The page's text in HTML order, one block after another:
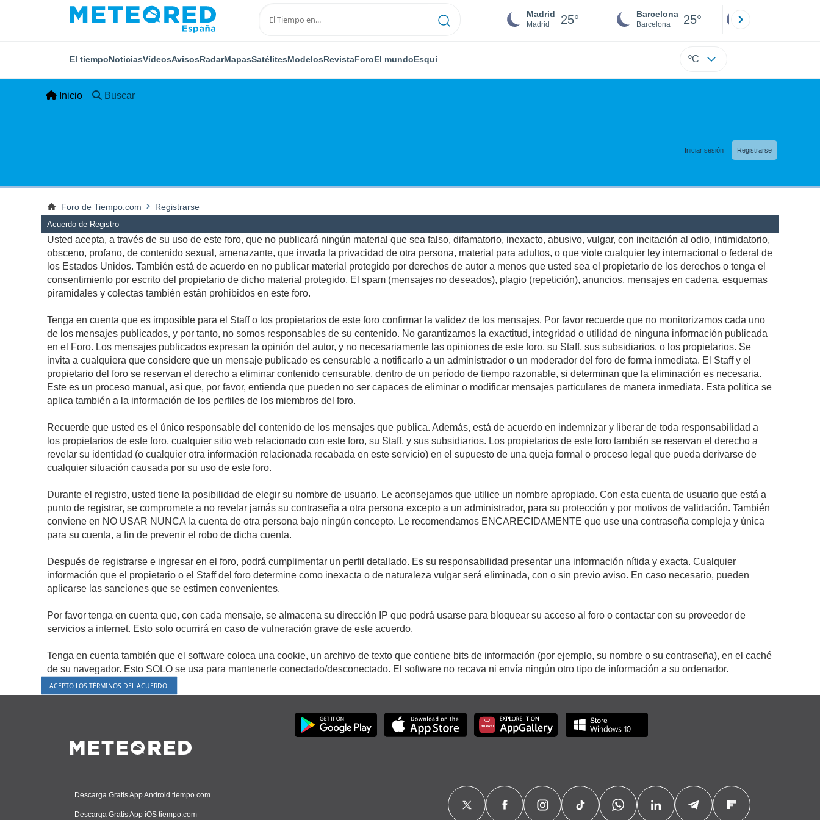
Madrid
Madrid 25° Barcelona
Barcelona 25°
El tiempoNoticiasVídeosAvisosRadarMapasSatélitesModelosRevistaForoEl mundoEsquí ºC
Inicio Buscar
Iniciar sesión Registrarse
Foro de Tiempo.com Registrarse
Acuerdo de Registro
Usted acepta, a través de su uso de este foro, que no publicará ningún material que sea falso, difamatorio, inexacto, abusivo, vulgar, con incitación al odio, intimidatorio,
obsceno, profano, de contenido sexual, amenazante, que invada la privacidad de otra persona, material para adultos, o que viole cualquier ley internacional o federal de
los Estados Unidos. También está de acuerdo en no publicar material protegido por derechos de autor a menos que usted sea el propietario de los derechos o tenga el
consentimiento por escrito del propietario de dicho material protegido. El spam (mensajes no deseados), plagio (repetición), anuncios, mensajes en cadena, esquemas
piramidales y colectas también están prohibidos en este foro.
Tenga en cuenta que es imposible para el Staff o los propietarios de este foro confirmar la validez de los mensajes. Por favor recuerde que no monitorizamos cada uno
de los mensajes publicados, y por tanto, no somos responsables de su contenido. No garantizamos la exactitud, integridad o utilidad de ninguna información publicada
en el Foro. Los mensajes publicados expresan la opinión del autor, y no necesariamente las opiniones de este foro, su Staff, sus subsidiarios, o los propietarios. Se
invita a cualquiera que considere que un mensaje publicado es censurable a notificarlo a un administrador o un moderador del foro de forma inmediata. El Staff y el
propietario del foro se reservan el derecho a eliminar contenido censurable, dentro de un período de tiempo razonable, si determinan que la eliminación es necesaria.
Este es un proceso manual, así que, por favor, entienda que pueden no ser capaces de eliminar o modificar mensajes particulares de manera inmediata. Esta política se
aplica también a la información de los perfiles de los miembros del foro.
Recuerde que usted es el único responsable del contenido de los mensajes que publica. Además, está de acuerdo en indemnizar y liberar de toda responsabilidad a
los propietarios de este foro, cualquier sitio web relacionado con este foro, su Staff, y sus subsidiarios. Los propietarios de este foro también se reservan el derecho a
revelar su identidad (o cualquier otra información relacionada recabada en este servicio) en el supuesto de una queja formal o proceso legal que pueda derivarse de
cualquier situación causada por su uso de este foro.
Durante el registro, usted tiene la posibilidad de elegir su nombre de usuario. Le aconsejamos que utilice un nombre apropiado. Con esta cuenta de usuario que está a
punto de registrar, se compromete a no revelar jamás su contraseña a otra persona excepto a un administrador, para su protección y por motivos de validación. También
conviene en NO USAR NUNCA la cuenta de otra persona bajo ningún concepto. Le recomendamos ENCARECIDAMENTE que use una contraseña compleja y única
para su cuenta, a fin de prevenir el robo de dicha cuenta.
Después de registrarse e ingresar en el foro, podrá cumplimentar un perfil detallado. Es su responsabilidad presentar una información nítida y exacta. Cualquier
información que el propietario o el Staff del foro determine como inexacta o de naturaleza vulgar será eliminada, con o sin previo aviso. En caso necesario, pueden
aplicarse las sanciones que se estimen convenientes.
Por favor tenga en cuenta que, con cada mensaje, se almacena su dirección IP que podrá usarse para bloquear su acceso al foro o contactar con su proveedor de
servicios a internet. Esto solo ocurrirá en caso de vulneración grave de este acuerdo.
Tenga en cuenta también que el software coloca una cookie, un archivo de texto que contiene bits de información (por ejemplo, su nombre o su contraseña), en el caché
de su navegador. Esto SOLO se usa para mantenerle conectado/desconectado. El software no recava ni envía ningún otro tipo de información a su ordenador.
Descarga Gratis App Android tiempo.com
Descarga Gratis App iOS tiempo.com